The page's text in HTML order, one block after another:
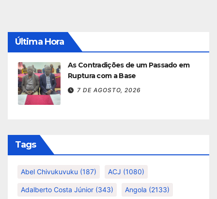
Última Hora
As Contradições de um Passado em
Ruptura com a Base
7 DE AGOSTO, 2026
Tags
Abel Chivukuvuku (187) ACJ (1080)
Adalberto Costa Júnior (343) Angola (2133)